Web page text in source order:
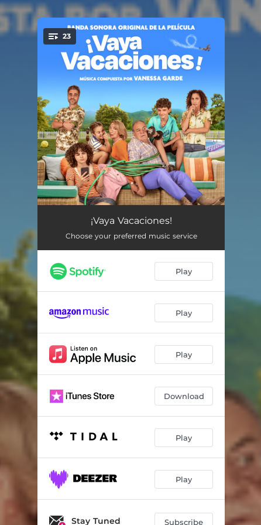
You're all set!
23
Vaya Vacaciones
Matilda
Abuelo facha 00:52
Para los pobres 00:25
El ratón 01:03
Primera clase 02:29
Citronela 00:45
00:44
00:34
Ya no es como antes 01:43
Invitación a la pool party 00:39
Carla indaga 01:14
¡Vaya Vacaciones!
Choose your preferred music service
Play
Play
Play
Download
Play
Play
Stay Tuned Subscribe